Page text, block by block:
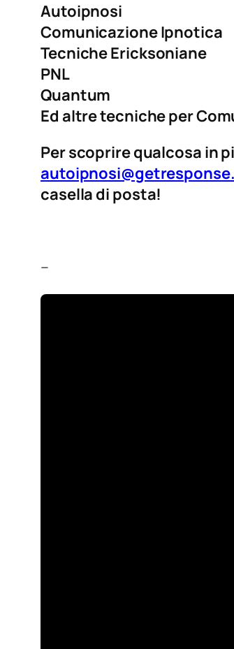
Autoipnosi
Comunicazione Ipnotica
Tecniche Ericksoniane
PNL
Quantum
Ed altre tecniche per
Per scoprire qualcosa in
casella di posta!
–